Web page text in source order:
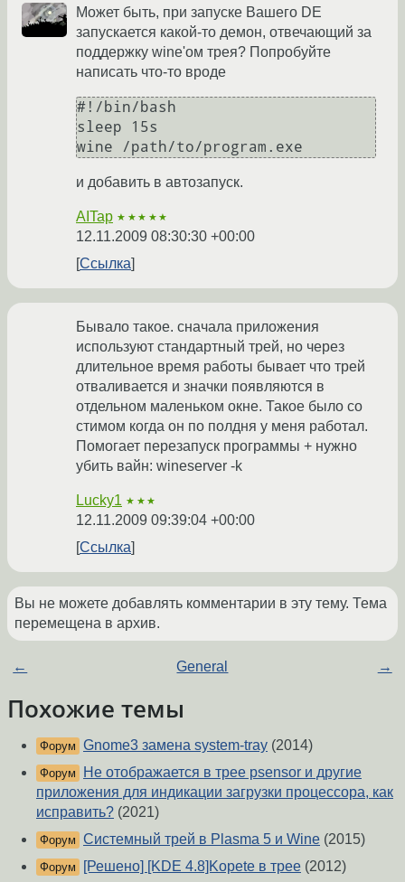
Может быть, при запуске Вашего DE
запускается какой-то демон, отвечающий за
поддержку wine'ом трея? Попробуйте
написать что-то вроде
#!/bin/bash
sleep 15s
и добавить в автозапуск.
AITap ★★★★★
12.11.2009 08:30:30 +00:00
Ссылка
Бывало такое. сначала приложения
используют стандартный трей, но через
длительное время работы бывает что трей
отваливается и значки появляются в
отдельном маленьком окне. Такое было со
стимом когда он по полдня у меня работал.
Помогает перезапуск программы + нужно
убить вайн: wineserver -k
Lucky1 ★★★
12.11.2009 09:39:04 +00:00
Ссылка
Вы не можете добавлять комментарии в эту тему. Тема
перемещена в архив.
← General →
Похожие темы
Форум Gnome3 замена system-tray (2014)
Форум
Не отображается в трее psensor и другие
приложения для индикации загрузки процессора, как
исправить? (2021)
Форум Системный трей в Plasma 5 и Wine (2015)
Форум [Решено] [KDE 4.8]Kopete в трее (2012)